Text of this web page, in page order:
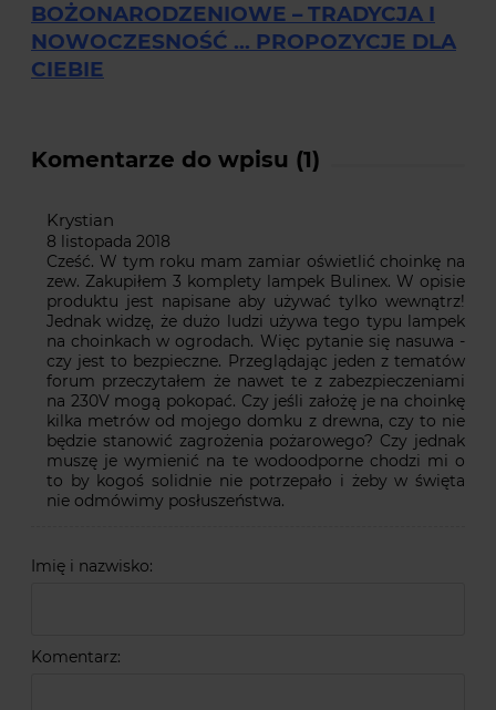
BOŻONARODZENIOWE – TRADYCJA I
NOWOCZESNOŚĆ ... PROPOZYCJE DLA
CIEBIE
Komentarze do wpisu (1)
Krystian
8 listopada 2018
Cześć. W tym roku mam zamiar oświetlić choinkę na
zew. Zakupiłem 3 komplety lampek Bulinex. W opisie
produktu jest napisane aby używać tylko wewnątrz!
Jednak widzę, że dużo ludzi używa tego typu lampek
na choinkach w ogrodach. Więc pytanie się nasuwa -
czy jest to bezpieczne. Przeglądając jeden z tematów
forum przeczytałem że nawet te z zabezpieczeniami
na 230V mogą pokopać. Czy jeśli założę je na choinkę
kilka metrów od mojego domku z drewna, czy to nie
będzie stanowić zagrożenia pożarowego? Czy jednak
muszę je wymienić na te wodoodporne chodzi mi o
to by kogoś solidnie nie potrzepało i żeby w święta
nie odmówimy posłuszeństwa.
Imię i nazwisko:
Komentarz: